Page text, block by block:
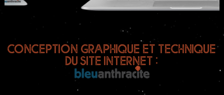
Conception graphique et technique
du site internet :